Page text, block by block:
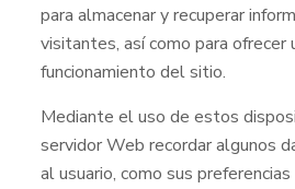
para almacenar y recuperar
visitantes, así como para ofrecer
funcionamiento del sitio.
Mediante el uso de estos
servidor Web recordar algunos
al usuario, como sus